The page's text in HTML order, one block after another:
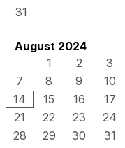
31
August 2024
1
2 3
7 8 9 10
14 15 16 17
21 22 23 24
28 29 30 31